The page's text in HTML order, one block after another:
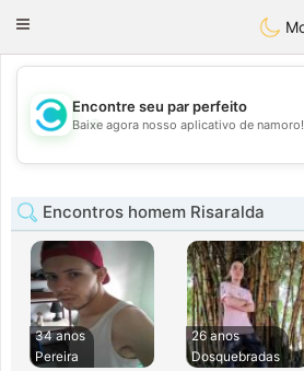
olombia
Toggle
💖
💕
Encontre seu par perfeito
Baixe agora nosso aplicativo de namoro!
Encontros homem Risaralda
34 anos
Pereira
26 anos
Dosquebradas